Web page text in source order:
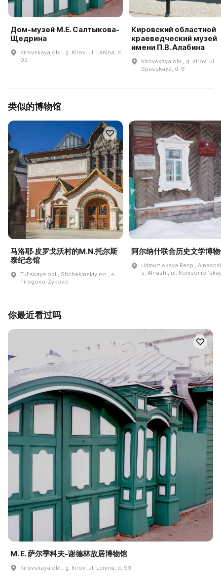
Дом-музей М.Е. Салтыкова-
Щедрина
Kirovskaya obl., g. Kirov, ul. Lenina, d.
93
Кировский областной
краеведческий музей
имени П.В. Алабина
Kirovskaya obl., g. Kirov, ul.
Spasskaya, d. 6
类似的博物馆
马洛耶·皮罗戈沃村的M.N.托尔斯
泰纪念馆
Tulʹskaya obl., Shchekinskiy r-n., s.
Pirogovo-Zykovo
阿尔纳什联合历史文学博
Udmurt·skaya Resp.,
s. Alnashi, ul.
你最近看过吗
M. E. 萨尔季科夫-谢德林故居博物馆
Kirovskaya obl., g. Kirov, ul. Lenina, d. 93